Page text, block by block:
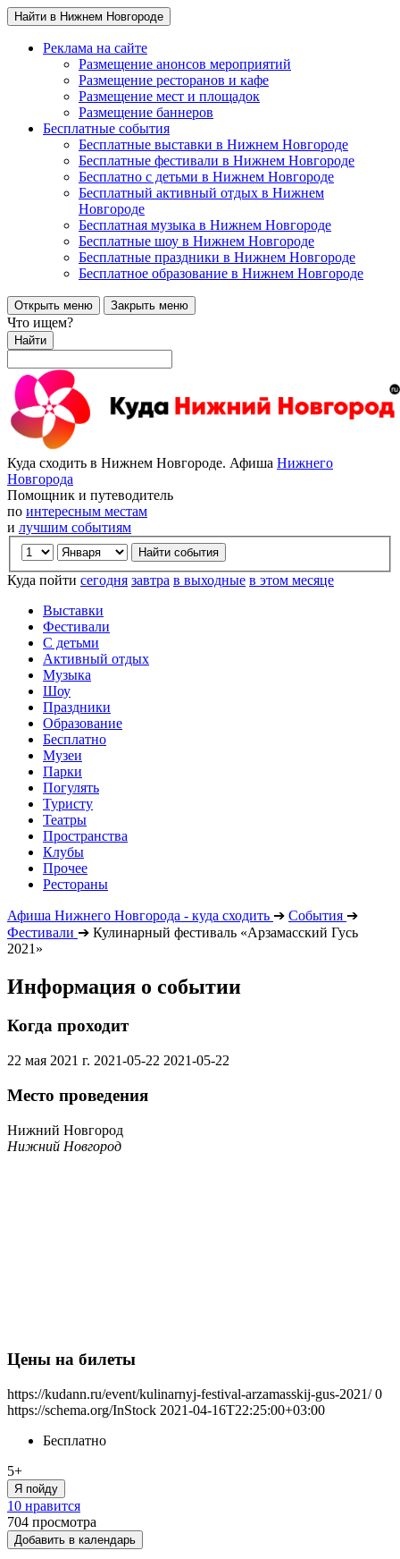
Найти в Нижнем Новгороде
Реклама на сайте
Размещение анонсов мероприятий
Размещение ресторанов и кафе
Размещение мест и площадок
Размещение баннеров
Бесплатные события
Бесплатные выставки в Нижнем Новгороде
Бесплатные фестивали в Нижнем Новгороде
Бесплатно с детьми в Нижнем Новгороде
Бесплатный активный отдых в Нижнем
Новгороде
Бесплатная музыка в Нижнем Новгороде
Бесплатные шоу в Нижнем Новгороде
Бесплатные праздники в Нижнем Новгороде
Бесплатное образование в Нижнем Новгороде
Открыть меню Закрыть меню
Что ищем?
Найти
Куда сходить в Нижнем Новгороде. Афиша Нижнего
Новгорода
Помощник и путеводитель
по интересным местам
и лучшим событиям
Куда пойти сегодня завтра в выходные в этом месяце
Выставки
Фестивали
С детьми
Активный отдых
Музыка
Шоу
Праздники
Образование
Бесплатно
Музеи
Парки
Погулять
Туристу
Театры
Пространства
Клубы
Прочее
Рестораны
Афиша Нижнего Новгорода - куда сходить ➔ События ➔
Фестивали ➔ Кулинарный фестиваль «Арзамасский Гусь
2021»
Информация о событии
Когда проходит
22 мая 2021 г. 2021-05-22 2021-05-22
Место проведения
Нижний Новгород
Нижний Новгород
Цены на билеты
https://kudann.ru/event/kulinarnyj-festival-arzamasskij-gus-2021/ 0
https://schema.org/InStock 2021-04-16T22:25:00+03:00
Бесплатно
5+
Я пойду
10 нравится
704 просмотра
Добавить в календарь